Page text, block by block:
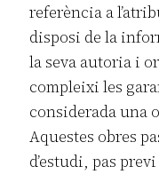
referència a
disposi de la
la seva autoria i
compleixi les
considerada una
Aquestes obres
d’estudi, pas